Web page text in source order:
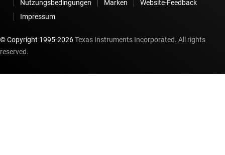
Nutzungsbedingungen Marken
Website-Feedback
Impressum
© Copyright 1995-2026Texas Instruments Incorporated. All rights
reserved.